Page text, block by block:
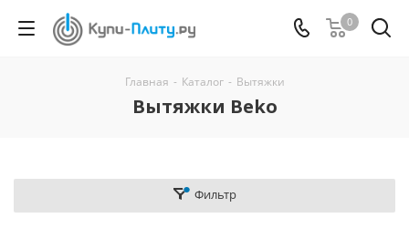
0
Главная - Каталог - Вытяжки
Вытяжки Beko
Фильтр